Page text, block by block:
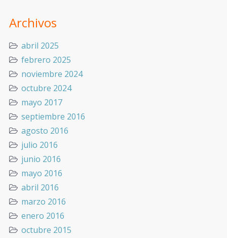
Archivos
abril 2025
febrero 2025
noviembre 2024
octubre 2024
mayo 2017
septiembre 2016
agosto 2016
julio 2016
junio 2016
mayo 2016
abril 2016
marzo 2016
enero 2016
octubre 2015